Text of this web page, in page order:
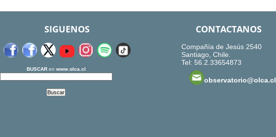
SIGUENOS
BUSCARen www.olca.cl
CONTACTANOS
Compañía de Jesús 2540
Santiago, Chile.
Tel: 56.2.33654873
observatorio@olca.cl